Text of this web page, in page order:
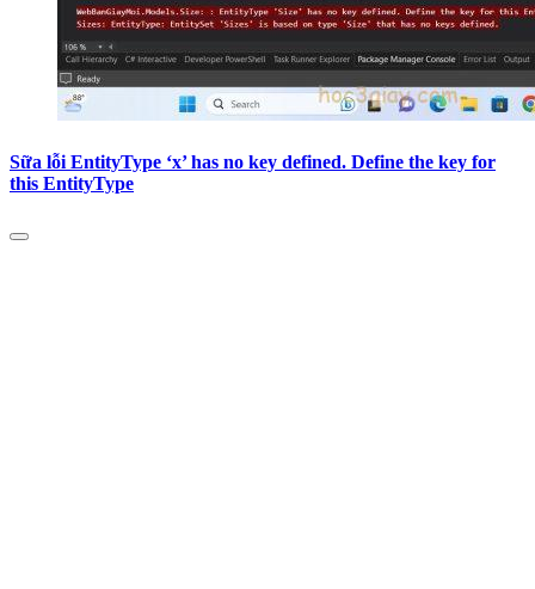
Sữa lỗi EntityType ‘x’ has no key defined. Define the key for
this EntityType